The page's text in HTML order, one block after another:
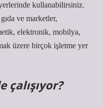
kullanabilirsiniz.
ve marketler,
elektronik, mobilya,
üzere birçok işletme yer
çalışıyor?